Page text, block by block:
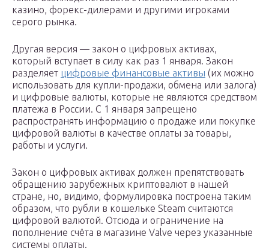
казино, форекс-дилерами и другими игроками
серого рынка.
Другая версия — закон о цифровых активах,
который вступает в силу как раз 1 января. Закон
разделяет цифровые финансовые активы (их можно
использовать для купли-продажи, обмена или залога)
и цифровые валюты, которые не являются средством
платежа в России. С 1 января запрещено
распространять информацию о продаже или покупке
цифровой валюты в качестве оплаты за товары,
работы и услуги.
Закон о цифровых активах должен препятствовать
обращению зарубежных криптовалют в нашей
стране, но, видимо, формулировка построена таким
образом, что рубли в кошельке Steam считаются
цифровой валютой. Отсюда и ограничение на
пополнение счёта в магазине Valve через указанные
системы оплаты.